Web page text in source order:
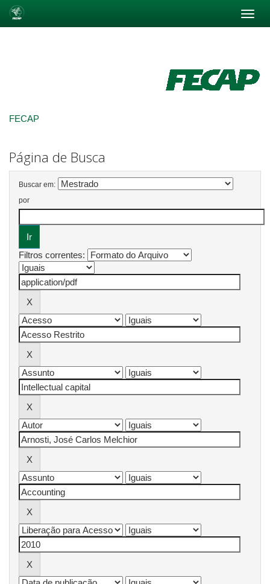
FECAP
Página de Busca
Buscar em:
por
Filtros correntes: